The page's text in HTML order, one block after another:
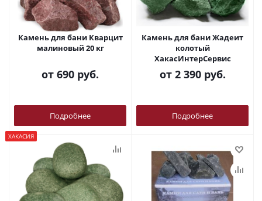
Камень для бани Кварцит
малиновый 20 кг
от 690 руб.
Подробнее
Камень для бани Жадеит
колотый
ХакасИнтерСервис
от 2 390 руб.
Подробнее
ХАКАСИЯ